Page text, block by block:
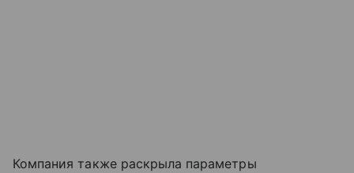
Компания также раскрыла параметры